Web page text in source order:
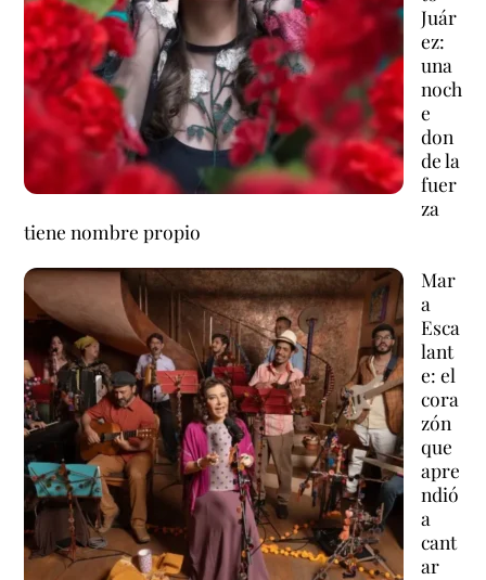
Juár
ez:
una
noch
e
don
de la
fuer
za
tiene nombre propio
Mar
a
Esca
lant
e: el
cora
zón
que
apre
ndió
a
cant
ar